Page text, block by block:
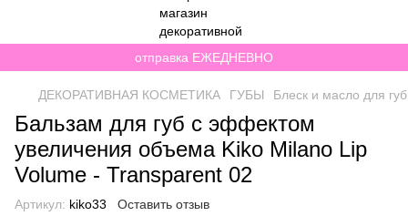
отправка ЕЖЕДНЕВНО
ДЕКОРАТИВНАЯ КОСМЕТИКА ГУБЫ Блеск и масло для губ
Бальзам для губ с эффектом
увеличения объема Kiko Milano Lip
Volume - Transparent 02
Артикул: kiko33 Оставить отзыв